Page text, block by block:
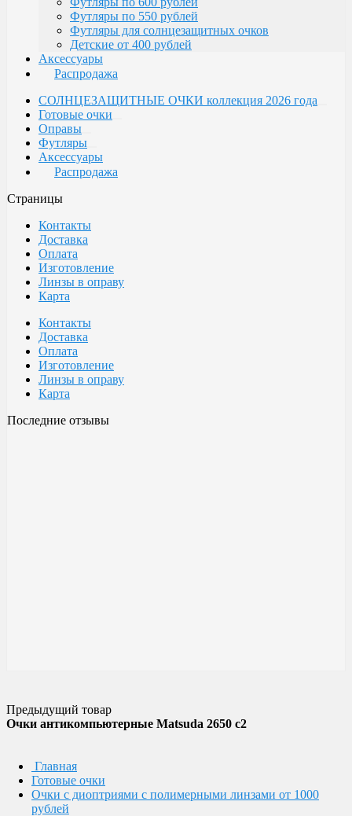
Футляры по 550 рублей
Футляры для солнцезащитных очков
Детские от 400 рублей
Аксессуары
Распродажа
СОЛНЦЕЗАЩИТНЫЕ ОЧКИ коллекция 2026 года
Готовые очки
Оправы
Футляры
Аксессуары
Распродажа
Страницы
Контакты
Доставка
Оплата
Изготовление
Линзы в оправу
Карта
Контакты
Доставка
Оплата
Изготовление
Линзы в оправу
Карта
Последние отзывы
Предыдущий товар
Очки антикомпьютерные Matsuda 2650 c2
Главная
Готовые очки
Очки с диоптриями с полимерными линзами от 1000
рублей